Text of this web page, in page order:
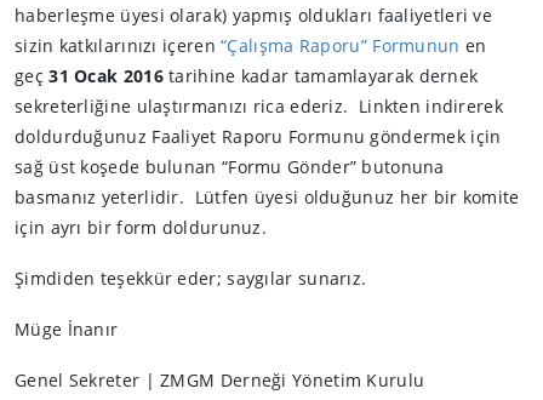
haberleşme üyesi olarak) yapmış oldukları faaliyetleri ve
sizin katkılarınızı içeren“Çalışma Raporu” Formunun en
geç31 Ocak 2016tarihine kadar tamamlayarak dernek
sekreterliğine ulaştırmanızı rica ederiz. Linkten indirerek
doldurduğunuz Faaliyet Raporu Formunu göndermek için
sağ üst koşede bulunan “Formu Gönder” butonuna
basmanız yeterlidir. Lütfen üyesi olduğunuz her bir komite
için ayrı bir form doldurunuz.
Şimdiden teşekkür eder; saygılar sunarız.
Müge İnanır
Genel Sekreter | ZMGM Derneği Yönetim Kurulu